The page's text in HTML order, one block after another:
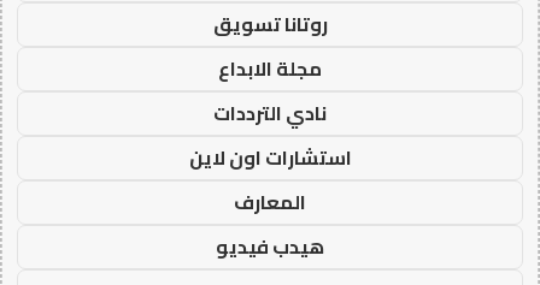
روتانا تسويق
مجلة الابداع
نادي الترددات
استشارات اون لاين
المعارف
هيدب فيديو